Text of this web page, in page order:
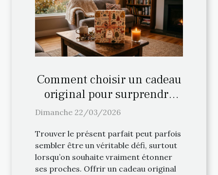
Comment choisir un cadeau
original pour surprendre
vos proches ?
Dimanche 22/03/2026
Trouver le présent parfait peut parfois
sembler être un véritable défi, surtout
lorsqu’on souhaite vraiment étonner
ses proches. Offrir un cadeau original